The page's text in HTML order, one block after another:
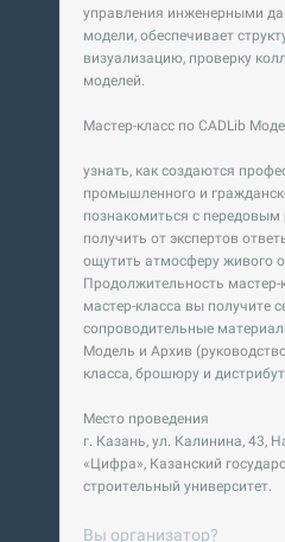
управления инженерными
модели, обеспечивает
визуализацию, проверку
моделей.
Мастер-класс по CADLib
узнать, как создаются
промышленного и
познакомиться с
получить от экспертов
ощутить атмосферу живого
Продолжительность мастер-
мастер-класса вы получите
сопроводительные
Модель и Архив
класса, брошюру и
Место проведения
г. Казань, ул. Калинина, 43,
«Цифра», Казанский
строительный университет.
Вы организатор?